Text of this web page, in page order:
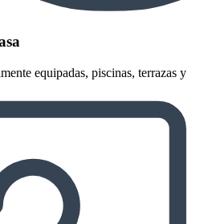
equipadas, piscinas, terrazas y